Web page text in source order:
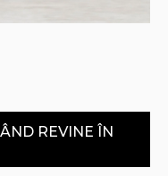
REVINE ÎN